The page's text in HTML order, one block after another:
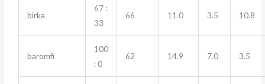
birka
67 :
33
66 11.0 3.5 10.8
baromfi
100
: 0
62 14.9 7.0 3.5